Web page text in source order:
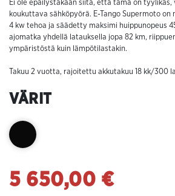
Ei ole epäilystäkään siitä, että tämä on tyylikäs,
koukuttava sähköpyörä. E-Tango Supermoto on
4 kw tehoa ja säädetty maksimi huippunopeus
ajomatka yhdellä latauksella jopa 82 km,
ympäristöstä kuin lämpötilastakin.
Takuu 2 vuotta, rajoitettu akkutakuu 18 kk/300
VÄRIT
5 650,00 €